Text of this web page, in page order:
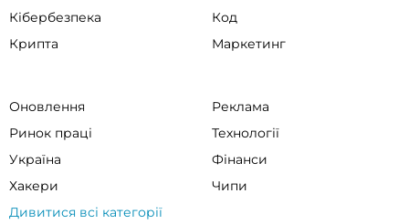
Кібербезпека
Код
Крипта
Маркетинг
Оновлення
Реклама
Ринок праці
Технології
Україна
Фінанси
Хакери
Чипи
Дивитися всі категорії